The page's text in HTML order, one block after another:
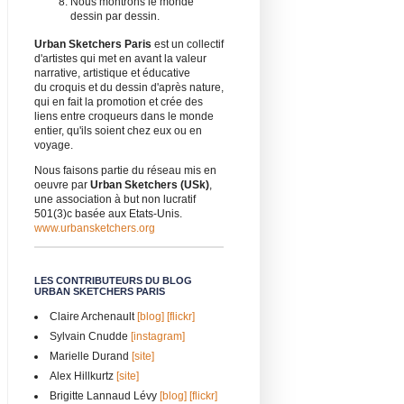
dessin par dessin.
Urban Sketchers Paris est un collectif
d'artistes qui met en avant la valeur
narrative, artistique et éducative
du croquis et du dessin d'après nature,
qui en fait la promotion et crée des
liens entre croqueurs dans le monde
entier, qu'ils soient chez eux ou en
voyage.
Nous faisons partie du réseau mis en
oeuvre par Urban Sketchers (USk)
une association à but non lucratif
501(3)c basée aux Etats-Unis.
www.urbansketchers.org
LES CONTRIBUTEURS DU BLOG
URBAN SKETCHERS PARIS
Claire Archenault[blog] [flickr]
Sylvain Cnudde [instagram]
Marielle Durand [site]
Alex Hillkurtz [site]
Brigitte Lannaud Lévy [blog] [flickr]